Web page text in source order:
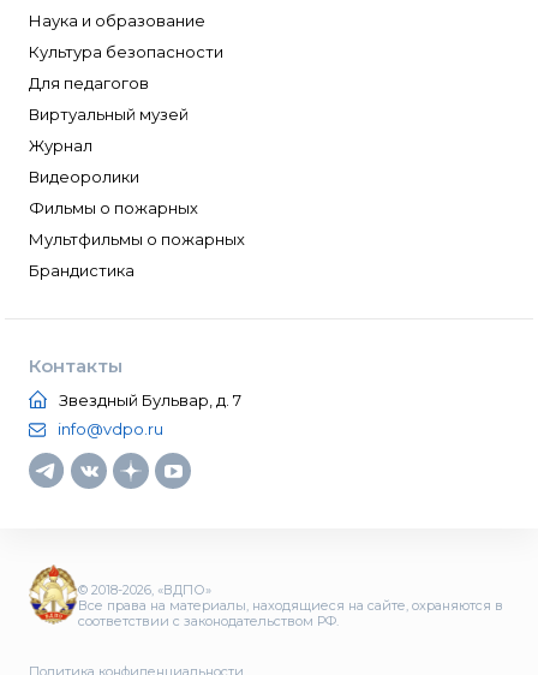
Наука и образование
Культура безопасности
Для педагогов
Виртуальный музей
Журнал
Видеоролики
Фильмы о пожарных
Мультфильмы о пожарных
Брандистика
Контакты
Звездный Бульвар, д. 7
info@vdpo.ru
© 2018-2026, «ВДПО»
Все права на материалы, находящиеся на сайте, охраняются в
соответствии с законодательством РФ.
Политика конфиденциальности